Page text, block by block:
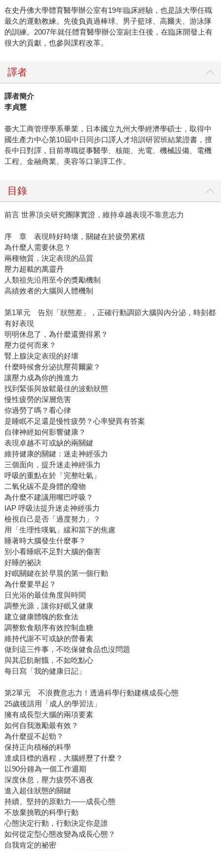
在史丹佛大學體育醫學辦公室有19年臨床經驗，也是該大學任職
最久的運動教練。先後負責過棒球、男子籃球、高爾夫、游泳隊
的訓練。2007年就任體育醫學辦公室副主任後，在臨床開發上有
很大的貢獻，也參與課程改革。
譯者
譯者簡介
李貞慧
臺大工商管理學系畢業，日本國立九州大學經濟學碩士，取得中
國生產力中心第10屆中日同步口譯人才培訓研習班結業證書，擅
長中日對譯，目前專職從事醫學、核能、光電、機械設備、電機
工程、金融商業、美容等口筆譯工作。
目錄
前言 世界頂尖研究團隊實證，維持卓越表現不靠意志力
序 章 表現時好時壞，關鍵在於疲勞累積
為什麼人需要休息？
兩種物質，決定表現的品質
壓力超載的萬靈丹
人類祖先沿用至今的獎勵機制
高績效者的大腦與人體機制
第1單元 告別「狀態差」，正確行動調節大腦與內分泌，時刻都
有好表現
明明休息了，為什麼還覺得累？
壓力從何而來？
腎上腺決定表現的好壞
什麼時候會分泌抗壓荷爾蒙？
讓壓力成為你的推進力
找到緊張與放鬆最佳的波動狀態
慢性疲勞的深層危害
你過勞了嗎？看心律
是睡眠不足還是慢性疲勞？心率變異有答案
自律神經如何影響健康？
表現卓越不可或缺的兩關鍵
維持健康的關鍵：迷走神經張力
三個面向，提升迷走神經張力
呼吸的重點在於「完整吐氣」
二氧化碳不是身體的廢物
為什麼不建議用嘴巴呼吸？
IAP 呼吸法提升迷走神經張力
檢視自己是否「過度努力」？
用「生理性嘆氣」緩和當下的焦慮
睡著時大腦發生什麼事？
別小看睡眠不足對大腦的傷害
好睡的祕訣
好眠關鍵在於早晨的第一個行動
為什麼要早起？
日光浴的最佳角度與時間
調整光源，讓你好眠又健康
建立健康體魄的飲食法
調整飲食順序有效控制血糖
維持代謝不可或缺的營養素
做到這三件事，不吃保健食品也沒問題
與其忍飢耐餓，不如吃點心
每日寫「我的健康日記」
第2單元 不浪費意志力！透過科學行動建構成長心態
25歲後請用「成人的學習法」
擁有成長型大腦的兩項要素
如何自我激勵最有效？
為什麼提不起勁？
保持正向積極的科學
達成目標的過程，大腦經歷了什麼？
以90分鐘為一個工作週期
深度休息，壓力疲勞不過夜
進入超佳狀態的關鍵
持續、堅持的原動力——成長心態
不放棄挑戰的科學行動
心態決定行動，行動決定你是誰
如何從定型心態改變為成長心態？
自我肯定的祕密